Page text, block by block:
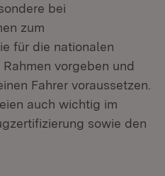
bei
zum
für die nationalen
vorgeben und
Fahrer voraussetzen.
auch wichtig im
sowie den